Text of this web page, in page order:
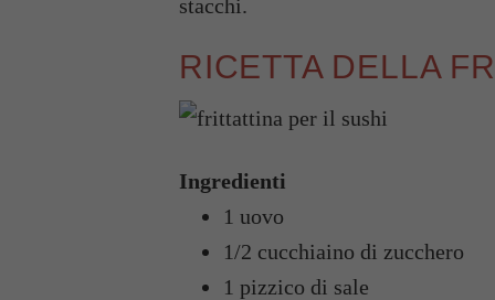
stacchi.
RICETTA DELLA
Ingredienti
1 uovo
1/2 cucchiaino di zucchero
1 pizzico di sale